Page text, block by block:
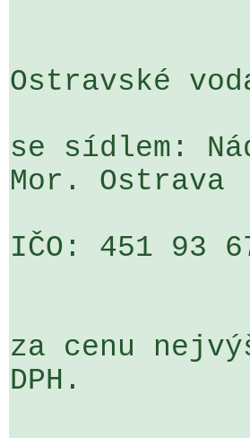
Ostravské
se sídlem:
Mor. Ostrava
IČO: 451 93
za cenu
DPH.